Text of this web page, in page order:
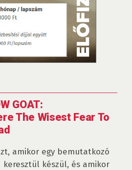
GOAT:
The Wisest Fear To
amikor egy bemutatkozó
keresztül készül, és amikor